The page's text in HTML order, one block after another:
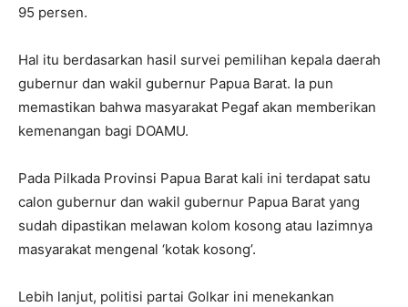
95 persen.
Hal itu berdasarkan hasil survei pemilihan kepala daerah
gubernur dan wakil gubernur Papua Barat. Ia pun
memastikan bahwa masyarakat Pegaf akan memberikan
kemenangan bagi DOAMU.
Pada Pilkada Provinsi Papua Barat kali ini terdapat satu
calon gubernur dan wakil gubernur Papua Barat yang
sudah dipastikan melawan kolom kosong atau lazimnya
masyarakat mengenal ‘kotak kosong’.
Lebih lanjut, politisi partai Golkar ini menekankan